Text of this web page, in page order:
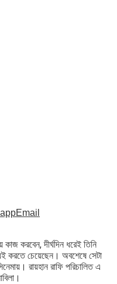
Email
করবেন, দীর্ঘদিন ধরেই তিনি
করতে চেয়েছেন। অবশেষে সেটা
রায়হান রাফি পরিচালিত এ